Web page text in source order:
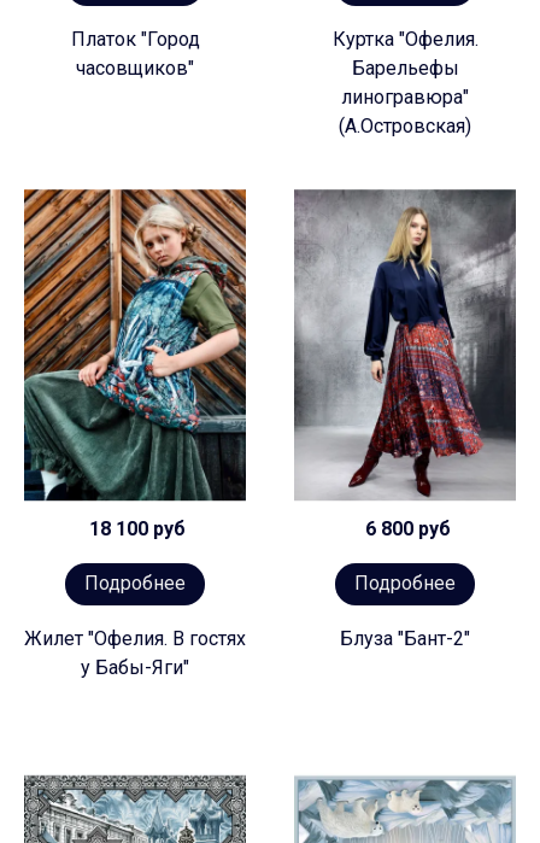
Платок "Город
часовщиков"
Куртка "Офелия.
Барельефы
линогравюра"
(А.Островская)
18 100 руб
Подробнее
Жилет "Офелия. В гостях
у Бабы-Яги"
6 800 руб
Подробнее
Блуза "Бант-2"